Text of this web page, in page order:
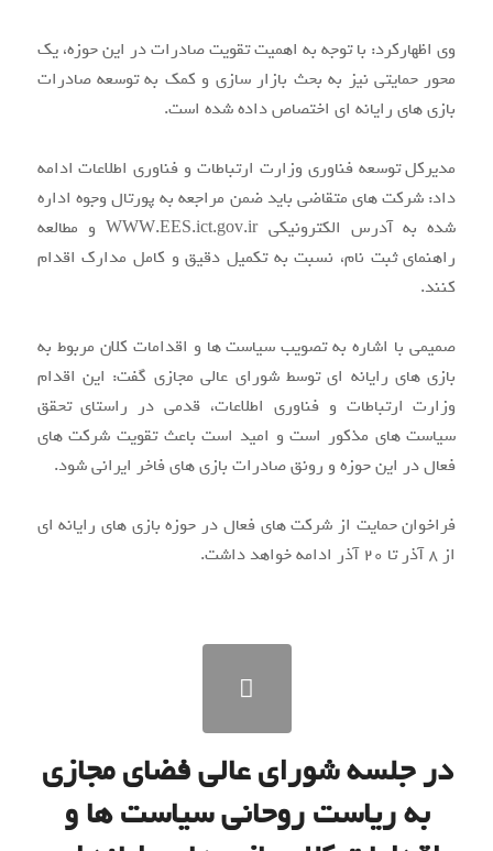
وی اظهارکرد:‌ با توجه به اهمیت تقویت صادرات در این حوزه، یک
محور حمایتی نیز به بحث بازار سازی و کمک به توسعه صادرات
بازی های رایانه ای اختصاص داده شده است.
مدیرکل توسعه فناوری وزارت ارتباطات و فناوری اطلاعات ادامه
داد: شرکت های متقاضی باید ضمن مراجعه به پورتال وجوه اداره
شده به آدرس الکترونیکی WWW.EES.ict.gov.ir و مطالعه
راهنمای ثبت نام، نسبت به تکمیل دقیق و کامل مدارک اقدام
کنند.
صمیمی با اشاره به تصویب سیاست ها و اقدامات کلان مربوط به
بازی های رایانه ای توسط شورای عالی مجازی گفت: این اقدام
وزارت ارتباطات و فناوری اطلاعات، قدمی در راستای تحقق
سیاست های مذکور است و امید است باعث تقویت شرکت های
فعال در این حوزه و رونق صادرات بازی های فاخر ایرانی شود.
فراخوان حمایت از شرکت های فعال در حوزه بازی های رایانه ای
از ۸ آذر تا ۲۰ آذر ادامه خواهد داشت.
در جلسه شورای عالی فضای مجازی
به ریاست روحانی سیاست ها و